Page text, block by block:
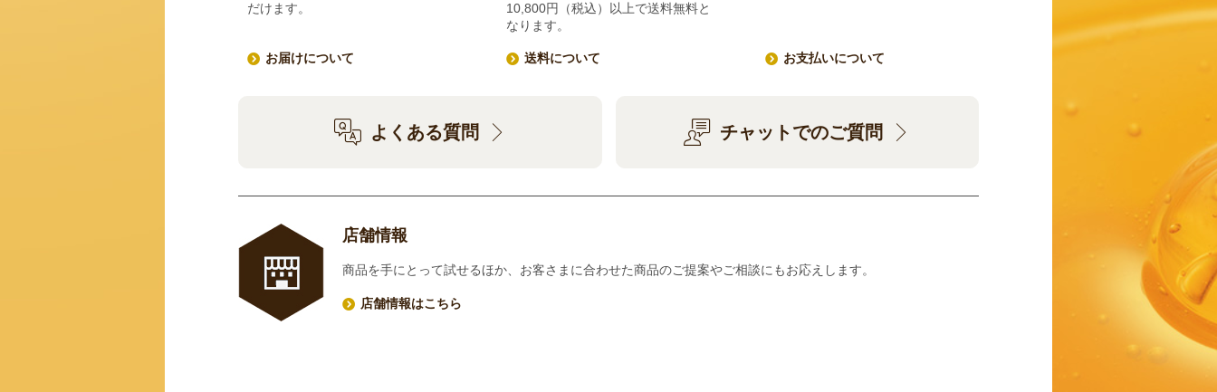
だけます。
お届けについて
10,800円（税込）以上で送料無料と
なります。
送料について お支払いについて
よくある質問 チャットでのご質問
店舗情報
商品を手にとって試せるほか、お客さまに合わせた商品のご提案やご相談にもお応えします。
店舗情報はこちら